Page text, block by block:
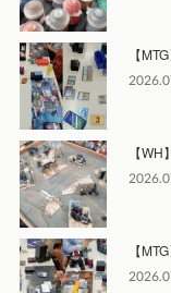
【
【
【